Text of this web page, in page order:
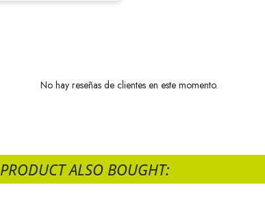
No hay reseñas de clientes en este momento.
PRODUCT ALSO BOUGHT: